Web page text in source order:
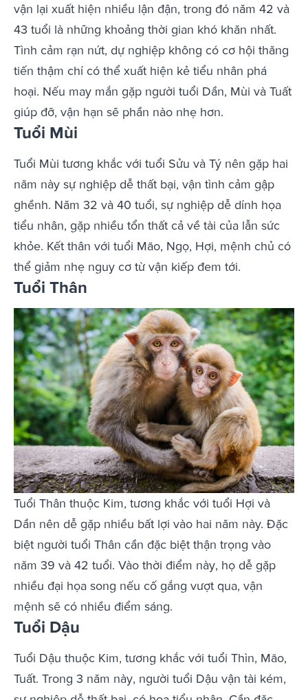
vận lại xuất hiện nhiều lận đận, trong đó năm 42 và
43 tuổi là những khoảng thời gian khó khăn nhất.
Tình cảm rạn nứt, dự nghiệp không có cơ hội thăng
tiến thậm chí có thể xuất hiện kẻ tiểu nhân phá
hoại. Nếu may mắn gặp người tuổi Dần, Mùi và Tuất
giúp đỡ, vận hạn sẽ phần nào nhẹ hơn.
Tuổi Mùi
Tuổi Mùi tương khắc với tuổi Sửu và Tý nên gặp hai
năm này sự nghiệp dễ thất bại, vận tình cảm gập
ghềnh. Năm 32 và 40 tuổi, sự nghiệp dễ dính họa
tiểu nhân, gặp nhiều tổn thất cả về tài của lẫn sức
khỏe. Kết thân với tuổi Mão, Ngọ, Hợi, mệnh chủ có
thể giảm nhẹ nguy cơ từ vận kiếp đem tới.
Tuổi Thân
Tuổi Thân thuộc Kim, tương khắc với tuổi Hợi và
Dần nên dễ gặp nhiều bất lợi vào hai năm này. Đặc
biệt người tuổi Thân cần đặc biệt thận trọng vào
năm 39 và 42 tuổi. Vào thời điểm này, họ dễ gặp
nhiều đại họa song nếu cố gắng vượt qua, vận
mệnh sẽ có nhiều điểm sáng.
Tuổi Dậu
Tuổi Dậu thuộc Kim, tương khắc với tuổi Thìn, Mão,
Tuất. Trong 3 năm này, người tuổi Dậu vận tài kém,